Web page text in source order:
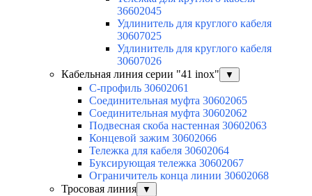
36602045
Удлинитель для круглого кабеля
30607025
Удлинитель для круглого кабеля
30607026
Кабельная линия серии "41 inox"
▼
C-профиль 30602061
Соединительная муфта 30602065
Соединительная муфта 30602062
Подвесная скоба настенная 30602063
Концевой зажим 30602066
Тележка для кабеля 30602064
Буксирующая тележка 30602067
Ограничитель конца линии 30602068
Тросовая линия
▼